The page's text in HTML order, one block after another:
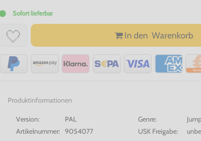
Sofort lieferbar
In den Warenkorb
Produktinformationen
Version: PAL Genre:
Artikelnummer:
9054077 USK Freigabe: